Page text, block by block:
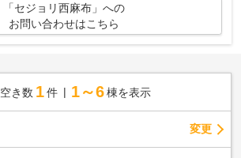
「セジョリ西麻布」への
お問い合わせはこちら
空き数 1 件 1～6 棟を表示
変更